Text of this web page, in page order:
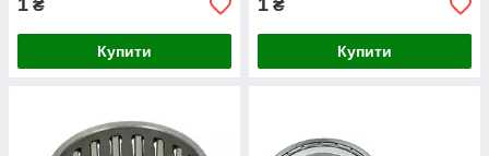
1 ₴
Купити
1 ₴
Купити